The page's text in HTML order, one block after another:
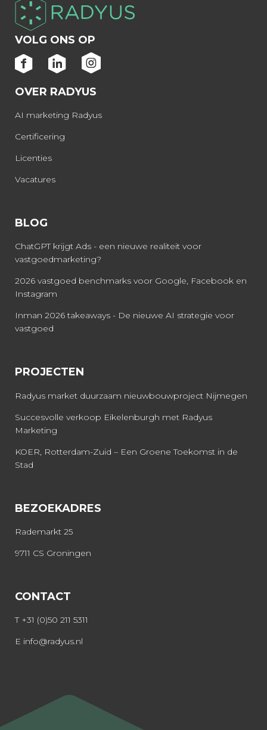
VOLG ONS OP
OVER RADYUS
AI marketing Radyus
Certificering
Licenties
Vacatures
BLOG
ChatGPT krijgt Ads - een nieuwe realiteit voor
vastgoedmarketing?
2026 vastgoed benchmarks voor Google, Facebook en
Instagram
Inman 2026 takeaways - De nieuwe AI strategie voor
vastgoed
PROJECTEN
Radyus market duurzaam nieuwbouwproject Nijmegen
Succesvolle verkoop Eikelenburgh met Radyus
Marketing
KOER, Rotterdam-Zuid – Een Groene Toekomst in de
Stad
BEZOEKADRES
Rademarkt 25
9711 CS Groningen
CONTACT
T +31 (0)50 211 5311
E info@radyus.nl